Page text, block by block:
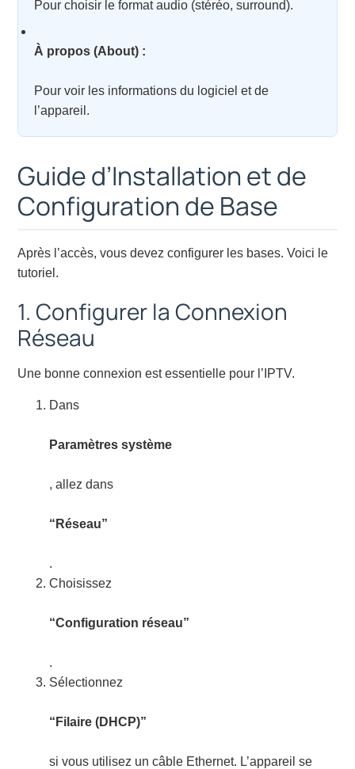
Pour choisir le format audio (stéréo, surround).
À propos (About) :
Pour voir les informations du logiciel et de
l’appareil.
Guide d’Installation et de
Configuration de Base
Après l’accès, vous devez configurer les bases. Voici le
tutoriel.
1. Configurer la Connexion
Réseau
Une bonne connexion est essentielle pour l’IPTV.
Dans
Paramètres système
, allez dans
“Réseau”
.
Choisissez
“Configuration réseau”
.
Sélectionnez
“Filaire (DHCP)”
si vous utilisez un câble Ethernet. L’appareil se